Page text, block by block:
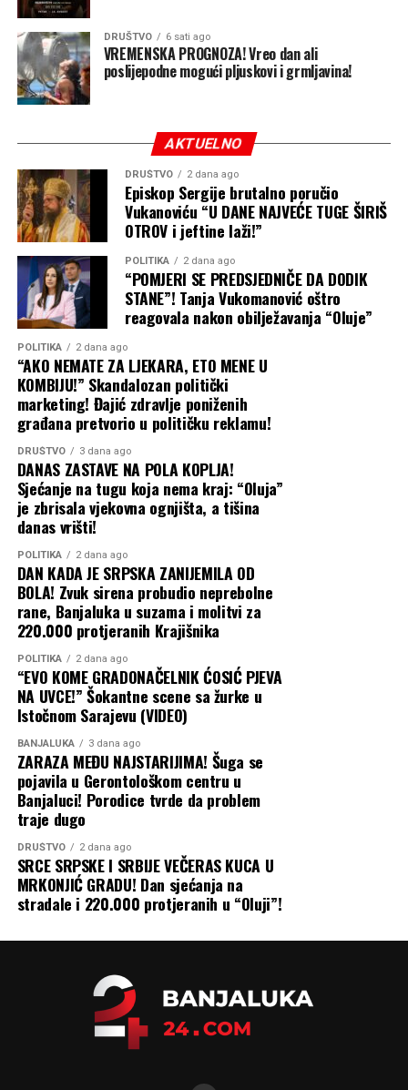
Uopšteno gledano, trenutni sezonski obrazac nije
naročito povoljan za obilnije količine snijega u većem
dijelu Evrope. Veći potencijal za snijeg očekuje se na
sjeveru i sjeveroistoku kontinenta, te u višim planinskim
Sezonska prognoza, ipak, prikazuje samo preovlađujući
obrazac tokom nekoliko mjeseci. Blaža zima u prosjeku
ne isključuje pojedinačne snažne prodore hladnoće,
snježne oluje ili kraće periode izrazito zimskog vremena.
DRUŠTVO 6 sati ago
VREMENSKA PROGNOZA! Vreo dan ali
poslijepodne mogući pljuskovi i grmljavina!
AKTUELNO
DRUŠTVO 2 dana ago
Episkop Sergije brutalno poručio
Vukanoviću “U DANE NAJVEĆE TUGE ŠIRIŠ
OTROV i jeftine laži!”
POLITIKA 2 dana ago
“POMJERI SE PREDSJEDNIČE DA DODIK
STANE”! Tanja Vukomanović oštro
reagovala nakon obilježavanja “Oluje”
POLITIKA 2 dana ago
“AKO NEMATE ZA LJEKARA, ETO MENE U
KOMBIJU!” Skandalozan politički
marketing! Đajić zdravlje poniženih
građana pretvorio u političku reklamu!
DRUŠTVO 3 dana ago
DANAS ZASTAVE NA POLA KOPLJA!
Sjećanje na tugu koja nema kraj: “Oluja”
je zbrisala vjekovna ognjišta, a tišina
danas vrišti!
POLITIKA 2 dana ago
DAN KADA JE SRPSKA ZANIJEMILA OD
BOLA! Zvuk sirena probudio neprebolne
rane, Banjaluka u suzama i molitvi za
220.000 protjeranih Krajišnika
POLITIKA 2 dana ago
“EVO KOME GRADONAČELNIK ĆOSIĆ PJEVA
NA UVCE!” Šokantne scene sa žurke u
Istočnom Sarajevu (VIDEO)
BANJALUKA 3 dana ago
ZARAZA MEĐU NAJSTARIJIMA! Šuga se
pojavila u Gerontološkom centru u
Banjaluci! Porodice tvrde da problem
traje dugo
DRUŠTVO 2 dana ago
SRCE SRPSKE I SRBIJE VEČERAS KUCA U
MRKONJIĆ GRADU! Dan sjećanja na
stradale i 220.000 protjeranih u “Oluji”!